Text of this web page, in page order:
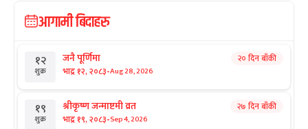
आगामी बिदाहरु
१२
शुक्र
जनै पूर्णिमा
भाद्र १२, २०८३-Aug 28, 2026
२० दिन बाँकी
१९
शुक्र
श्रीकृष्ण जन्माष्टमी व्रत
भाद्र १९, २०८३-Sep 4, 2026
२७ दिन बाँकी